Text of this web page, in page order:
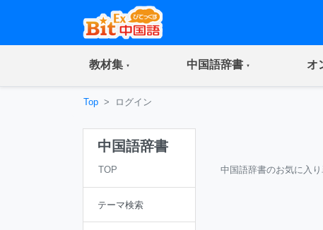
教材集(current) 中国語辞書(current) オ
Top ログイン
中国語辞書
TOP
テーマ検索
中国語辞書のお気に入